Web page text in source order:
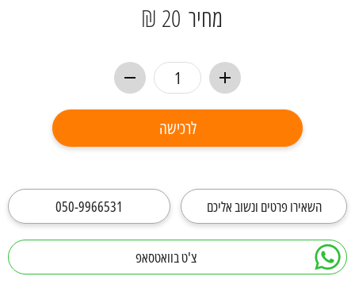
מחיר 20 ₪
לרכישה
השאירו פרטים ונשוב אליכם 050-9966531
צ'ט בוואטסאפ